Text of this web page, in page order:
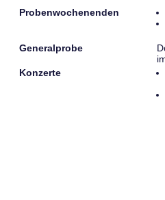
Probenwochenenden
Generalprobe
Konzerte